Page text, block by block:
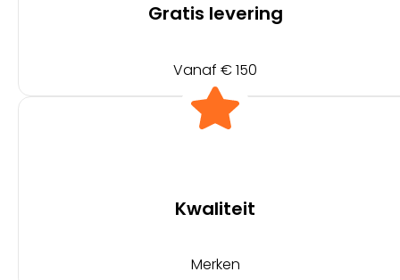
Gratis levering
Vanaf € 150
Kwaliteit
Merken